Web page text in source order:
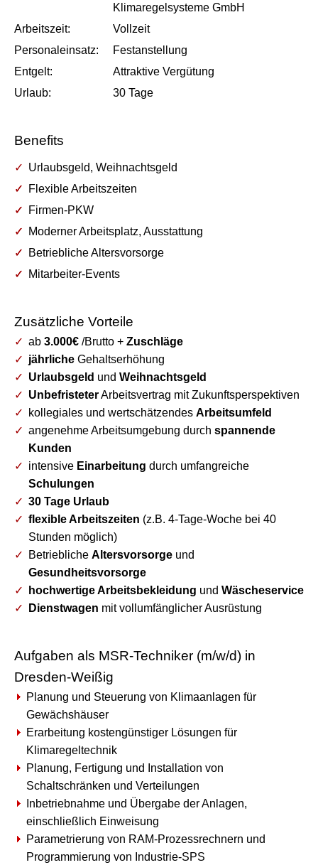
Klimaregelsysteme GmbH
Arbeits­zeit:
Vollzeit
Personal­einsatz:
Festanstellung
Entgelt:
Attraktive Vergütung
Urlaub:
30Tage
Benefits
Urlaubsgeld, Weihnachtsgeld
Flexible Arbeitszeiten
Firmen-PKW
Moderner Arbeitsplatz, Ausstattung
Betriebliche Altersvorsorge
Mitarbeiter-Events
Zusätzliche Vorteile
ab 3.000€ /Brutto + Zuschläge
jährliche Gehaltserhöhung
Urlaubsgeld und Weihnachtsgeld
UnbefristeterArbeitsvertrag mit Zukunftsperspektiven
kollegiales und wertschätzendes Arbeitsumfeld
angenehme Arbeitsumgebung durch spannende
Kunden
intensive Einarbeitung durch umfangreiche
Schulungen
30 Tage Urlaub
flexible Arbeitszeiten (z.B. 4-Tage-Woche bei 40
Stunden möglich)
Betriebliche Altersvorsorge und
Gesundheitsvorsorge
hochwertige Arbeitsbekleidung und Wäscheservice
Dienstwagen mit vollumfänglicher Ausrüstung
Aufgaben als MSR-Techniker (m/w/d) in
Dresden-Weißig
Planung und Steuerung von Klimaanlagen für
Gewächshäuser
Erarbeitung kostengünstiger Lösungen für
Klimaregeltechnik
Planung, Fertigung und Installation von
Schaltschränken und Verteilungen
Inbetriebnahme und Übergabe der Anlagen,
einschließlich Einweisung
Parametrierung von RAM-Prozessrechnern und
Programmierung von Industrie-SPS